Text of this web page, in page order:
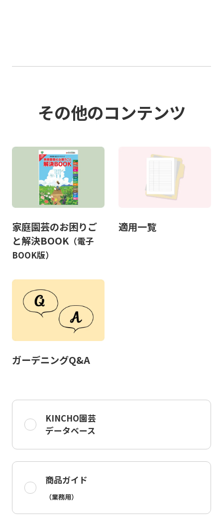
その他のコンテンツ
家庭園芸のお困りご
と解決BOOK（電子
BOOK版）
適用一覧
ガーデニングQ&A
KINCHO園芸
データベース
商品ガイド
（業務用）